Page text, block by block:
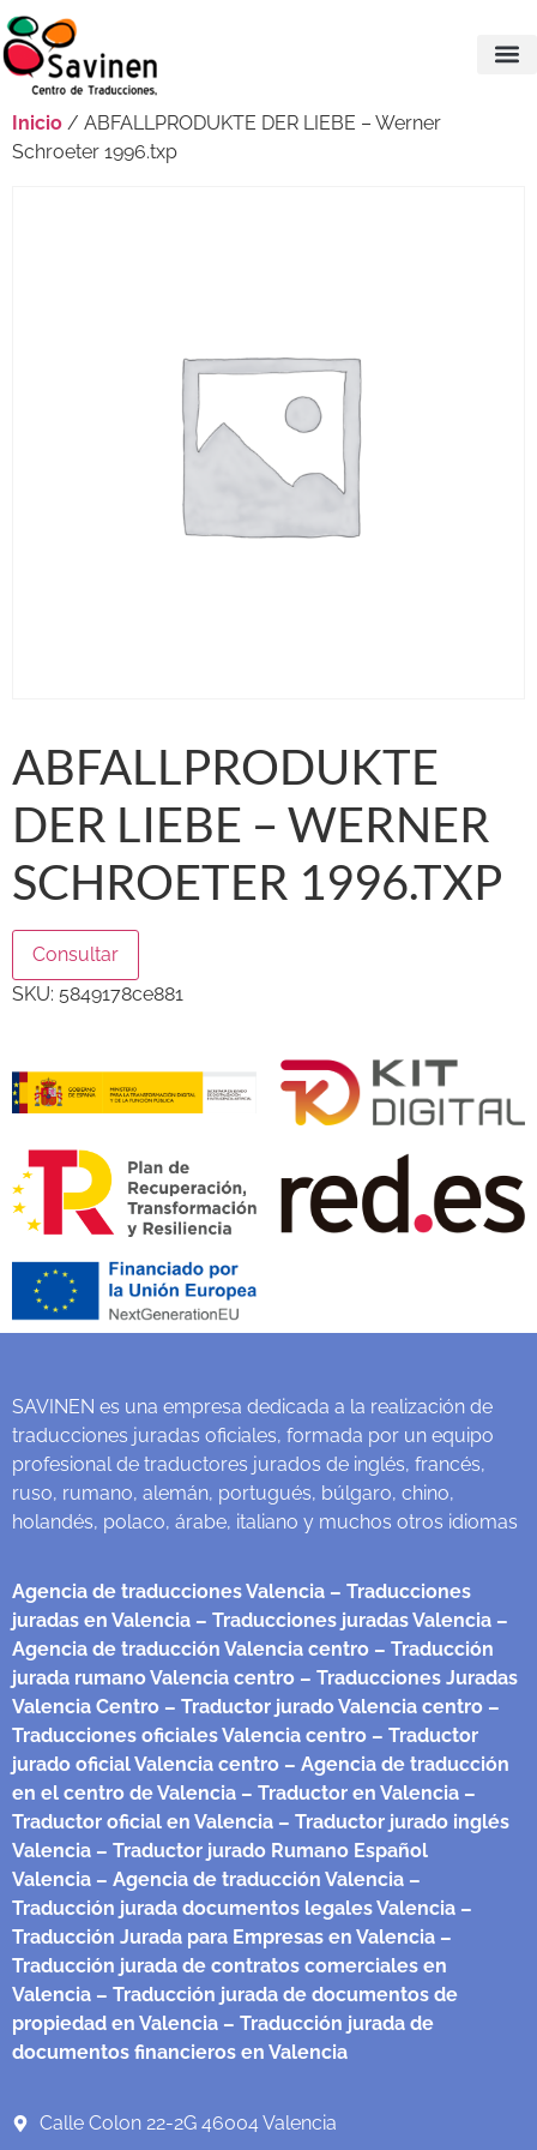
Inicio / ABFALLPRODUKTE DER LIEBE – Werner
Schroeter 1996.txp
ABFALLPRODUKTE
DER LIEBE – WERNER
SCHROETER 1996.TXP
Consultar
SKU: 5849178ce881
SAVINEN es una empresa dedicada a la realización de
traducciones juradas oficiales, formada por un equipo
profesional de traductores jurados de inglés, francés,
ruso, rumano, alemán, portugués, búlgaro, chino,
holandés, polaco, árabe, italiano y muchos otros idiomas
Agencia de traducciones Valencia – Traducciones
juradas en Valencia – Traducciones juradas Valencia –
Agencia de traducción Valencia centro – Traducción
jurada rumano Valencia centro – Traducciones Juradas
Valencia Centro – Traductor jurado Valencia centro –
Traducciones oficiales Valencia centro – Traductor
jurado oficial Valencia centro – Agencia de traducción
en el centro de Valencia – Traductor en Valencia –
Traductor oficial en Valencia – Traductor jurado inglés
Valencia – Traductor jurado Rumano Español
Valencia – Agencia de traducción Valencia –
Traducción jurada documentos legales Valencia –
Traducción Jurada para Empresas en Valencia –
Traducción jurada de contratos comerciales en
Valencia – Traducción jurada de documentos de
propiedad en Valencia – Traducción jurada de
documentos financieros en Valencia
Calle Colon 22-2G 46004 Valencia